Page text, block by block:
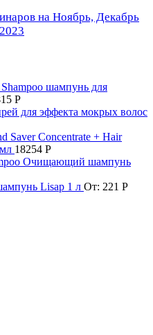
на Ноябрь, Декабрь
2023
шампунь для
Р
для эффекта мокрых волос
Saver Concentrate + Hair
18254 Р
Очищающий шампунь
Lisap 1 л От: 221 Р